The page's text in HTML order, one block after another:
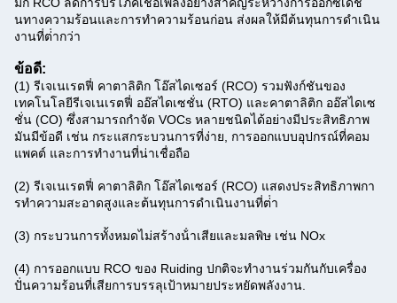
นทางความร้อนและการทําความร้อนก่อน ส่งผลให้มีต้นทุนการดําเนิน
งานที่ต่ํากว่า
ข้อดี:
(1) รีเจเนเรตฟี่ คาตาลิติก โอ๊สไดเซอร์ (RCO) รวมฟังก์ชันของ
เทคโนโลยีรีเจเนเรตฟี่ ออ๊สไดเซชั่น (RTO) และคาตาลิติก ออ๊สไดเซ
ชั่น (CO) ซึ่งสามารถกําจัด VOCs หลายชนิดได้อย่างมีประสิทธิภาพ
มันมีข้อดี เช่น กระแสกระบวนการที่ง่าย, การออกแบบอุปกรณ์ที่คอม
แพคต์ และการทํางานที่น่าเชื่อถือ
(2) รีเจเนเรตฟี่ คาตาลิติก โอ๊สไดเซอร์ (RCO) แสดงประสิทธิภาพกา
รทําความสะอาดสูงและต้นทุนการดําเนินงานที่ต่ํา
(3) กระบวนการทั้งหมดไม่สร้างน้ําเสียและมลพิษ เช่น NOx
(4) การออกแบบ RCO ของ Ruiding ปกติจะทํางานร่วมกันกับเครื่อง
ปั่นความร้อนที่เสียการบรรลุเป้าหมายประหยัดพลังงาน.